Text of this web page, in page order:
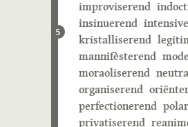
5
improviserend
insinuerend
kristalliserend
mannifèsterend
moraoliserend
organiserend
perfectionerend
privatiserend